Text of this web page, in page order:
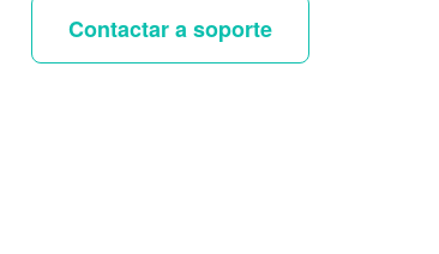
Contactar a soporte